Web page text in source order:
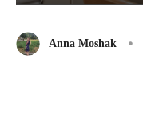
Anna Moshak